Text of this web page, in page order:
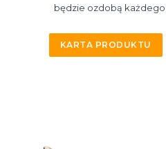
będzie ozdobą
KARTA PRODUKTU